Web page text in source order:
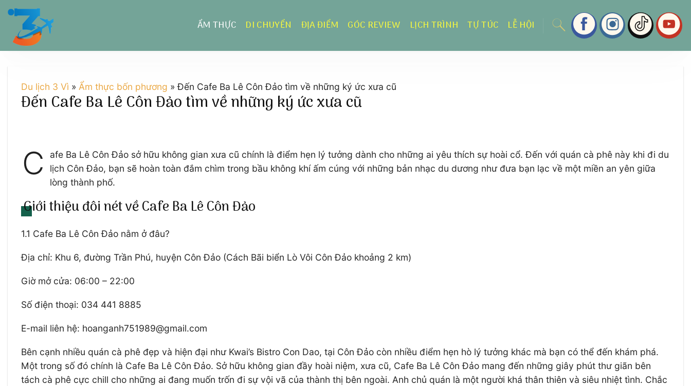
Chuyển
dung
ẨM THỰC DI CHUYỂN ĐỊA ĐIỂM GÓC REVIEW LỊCH TRÌNH TỰ TÚC LỄ HỘI
Du lịch 3 Vì » Ẩm thực bốn phương »Đến Cafe Ba Lê Côn Đảo tìm về những ký ức xưa cũ
Đến Cafe Ba Lê Côn Đảo tìm về những ký ức xưa cũ
C
afe Ba Lê Côn Đảo sở hữu không gian xưa cũ chính là điểm hẹn lý tưởng dành cho những ai yêu thích sự hoài cổ. Đến với quán cà phê này khi đi du
lịch Côn Đảo, bạn sẽ hoàn toàn đắm chìm trong bầu không khí ấm cúng với những bản nhạc du dương như đưa bạn lạc về một miền an yên giữa
lòng thành phố.
Giới thiệu đôi nét về Cafe Ba Lê Côn Đảo
1.1 Cafe Ba Lê Côn Đảo nằm ở đâu?
Địa chỉ: Khu 6, đường Trần Phú, huyện Côn Đảo (Cách Bãi biển Lò Vôi Côn Đảo khoảng 2 km)
Giờ mở cửa: 06:00 – 22:00
Số điện thoại: 034 441 8885
E-mail liên hệ: hoanganh751989@gmail.com
Bên cạnh nhiều quán cà phê đẹp và hiện đại như Kwai’s Bistro Con Dao, tại Côn Đảo còn nhiều điểm hẹn hò lý tưởng khác mà bạn có thể đến khám phá.
Một trong số đó chính là Cafe Ba Lê Côn Đảo. Sở hữu không gian đầy hoài niệm, xưa cũ, Cafe Ba Lê Côn Đảo mang đến những giây phút thư giãn bên
tách cà phê cực chill cho những ai đang muốn trốn đi sự vội vã của thành thị bên ngoài. Anh chủ quán là một người khá thân thiên và siêu nhiệt tình. Chắc